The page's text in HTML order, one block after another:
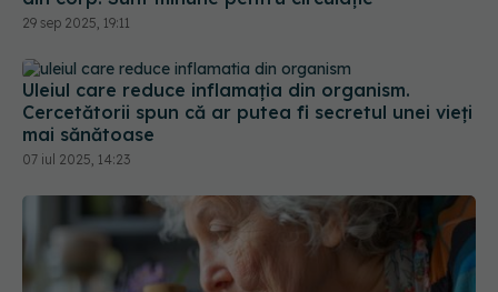
Uleiul care reduce inflamația din organism.
Cercetătorii spun că ar putea fi secretul unei vieți
mai sănătoase
07 iul 2025, 14:23